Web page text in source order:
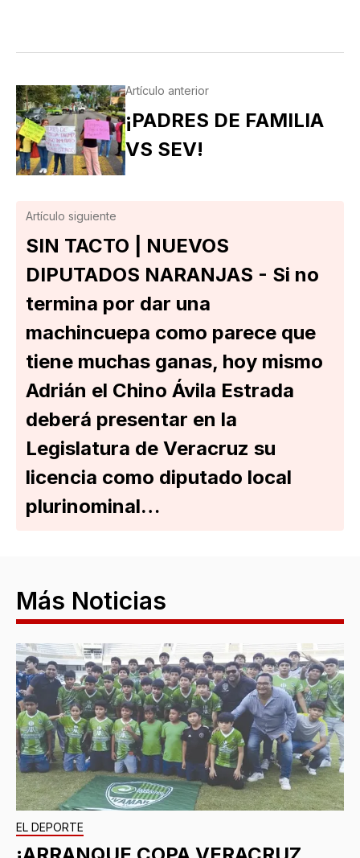
Artículo anterior
¡PADRES DE FAMILIA
VS SEV!
Artículo siguiente
SIN TACTO | NUEVOS
DIPUTADOS NARANJAS - Si no
termina por dar una
machincuepa como parece que
tiene muchas ganas, hoy mismo
Adrián el Chino Ávila Estrada
deberá presentar en la
Legislatura de Veracruz su
licencia como diputado local
plurinominal…
Más Noticias
EL DEPORTE